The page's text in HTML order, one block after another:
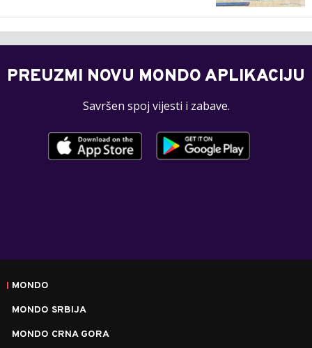
PREUZMI NOVU MONDO APLIKACIJU
Savršen spoj vijesti i zabave.
MONDO
MONDO SRBIJA
MONDO CRNA GORA